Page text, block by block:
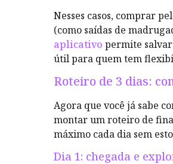
Nesses casos, comprar
(como saídas de
aplicativo permite
útil para quem tem
Roteiro de 3 dias:
Agora que você já sabe
montar um roteiro de
máximo cada dia sem
Dia 1: chegada e